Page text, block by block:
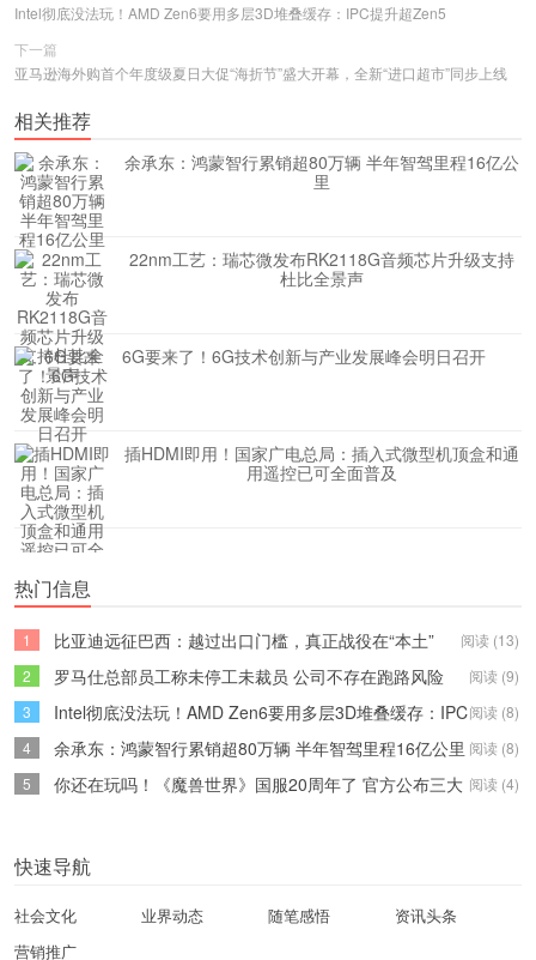
Intel彻底没法玩！AMD Zen6要用多层3D堆叠缓存：IPC提升超Zen5
下一篇
亚马逊海外购首个年度级夏日大促“海折节”盛大开幕，全新“进口超市”同步上线
相关推荐
余承东：鸿蒙智行累销超80万辆 半年智驾里程16亿公
里
22nm工艺：瑞芯微发布RK2118G音频芯片升级支持
杜比全景声
6G要来了！6G技术创新与产业发展峰会明日召开
插HDMI即用！国家广电总局：插入式微型机顶盒和通
用遥控已可全面普及
热门信息
阅读 (13)
1 比亚迪远征巴西：越过出口门槛，真正战役在“本土”
阅读 (9)
2 罗马仕总部员工称未停工未裁员 公司不存在跑路风险
阅读 (8)
3
Intel彻底没法玩！AMD Zen6要用多层3D堆叠缓存：IPC
提升超Zen5
阅读 (8)
4 余承东：鸿蒙智行累销超80万辆 半年智驾里程16亿公里
阅读 (4)
5
你还在玩吗！《魔兽世界》国服20周年了 官方公布三大
快速导航
社会文化 业界动态 随笔感悟
资讯头条
营销推广